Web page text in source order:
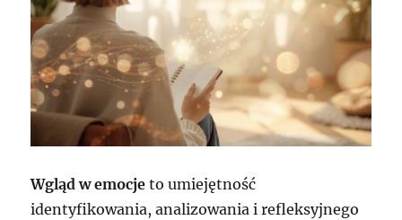
Wgląd w emocje to umiejętność
identyfikowania, analizowania i refleksyjnego